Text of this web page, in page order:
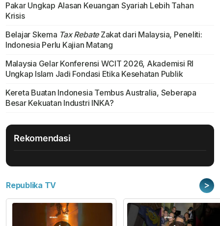
Pakar Ungkap Alasan Keuangan Syariah Lebih Tahan
Krisis
Belajar Skema Tax RebateZakat dari Malaysia, Peneliti:
Indonesia Perlu Kajian Matang
Malaysia Gelar Konferensi WCIT 2026, Akademisi RI
Ungkap Islam Jadi Fondasi Etika Kesehatan Publik
Kereta Buatan Indonesia Tembus Australia, Seberapa
Besar Kekuatan Industri INKA?
Rekomendasi
Republika TV >